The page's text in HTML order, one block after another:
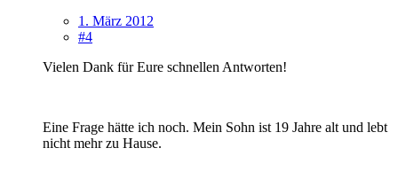
1. März 2012
#4
Vielen Dank für Eure schnellen Antworten!
Eine Frage hätte ich noch. Mein Sohn ist 19 Jahre alt und lebt
nicht mehr zu Hause.